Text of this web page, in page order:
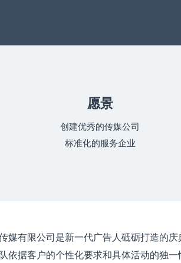
愿景
创建优秀的传媒公司
标准化的服务企业
媒有限公司是新一代广告人砥砺打造的
依据客户的个性化要求和具体活动的独